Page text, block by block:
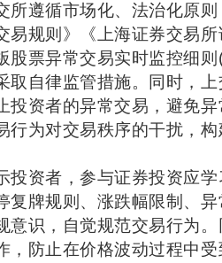
所遵循市场化、法治化原
易规则》《上海证券交易
股票异常交易实时监控细则
取自律监管措施。同时，
投资者的异常交易，避免
行为对交易秩序的干扰，
资者，参与证券投资应学
复牌规则、涨跌幅限制、
意识，自觉规范交易行为
，防止在价格波动过程中